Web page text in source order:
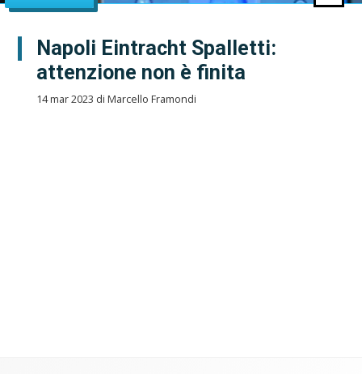
Napoli Eintracht Spalletti:
attenzione non è finita
14 mar 2023 di Marcello Framondi